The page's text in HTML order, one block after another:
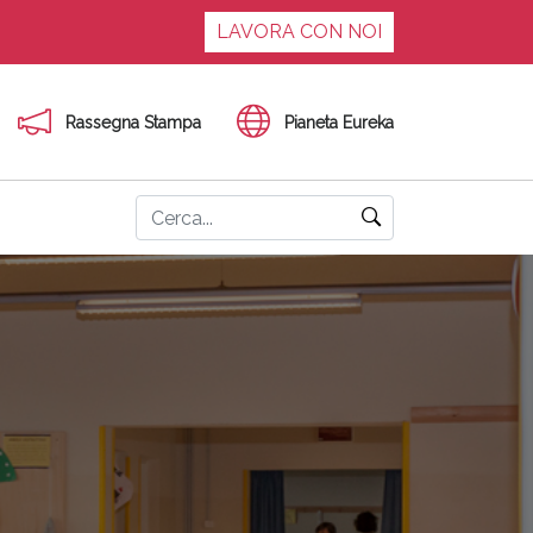
LAVORA CON NOI
Rassegna Stampa Pianeta Eureka